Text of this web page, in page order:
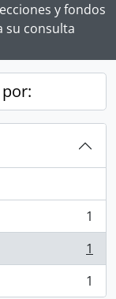
y fondos
su consulta
1
1
1